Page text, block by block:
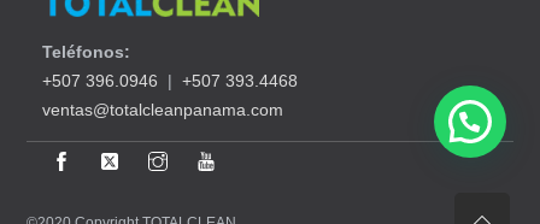
Teléfonos:
+507 396.0946 |+507 393.4468
ventas@totalcleanpanama.com